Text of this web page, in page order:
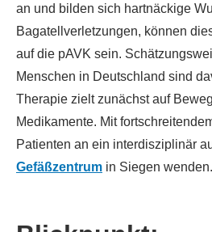
an und bilden sich hartnäckige
Bagatellverletzungen, können
auf die pAVK sein.
Menschen in Deutschland sind
Therapie zielt zunächst auf
Medikamente. Mit
Patienten an ein interdisziplinär
Gefäßzentrum in Siegen wenden.